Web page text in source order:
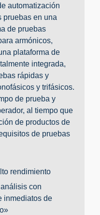
automatización
pruebas en una
de pruebas
armónicos,
plataforma de
integrada,
rápidas y
y trifásicos.
de prueba y
al tiempo que
de productos de
de pruebas
rendimiento
con
inmediatos de